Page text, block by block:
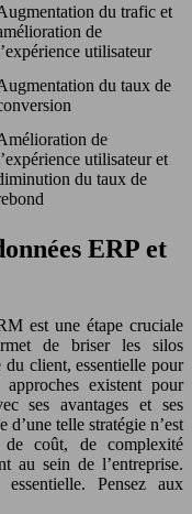
du trafic et
de
utilisateur
du taux de
de
utilisateur et
du taux de
ERP et
est une étape cruciale
de briser les silos
client, essentielle pour
existent pour
ses avantages et ses
telle stratégie n’est
de coût, de complexité
au sein de l’entreprise.
Pensez aux